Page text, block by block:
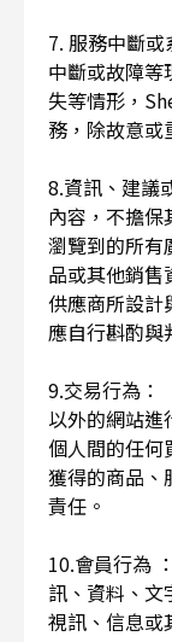
7. 服務中斷
中斷或故障等
失等情形，
務，除故意或
8.資訊、建議
內容，不擔保
瀏覽到的所有
品或其他銷售
供應商所設計
應自行斟酌與
9.交易行為：
以外的網站進
個人間的任何
獲得的商品、
責任。
10.會員行為
訊、資料、文
視訊、信息或